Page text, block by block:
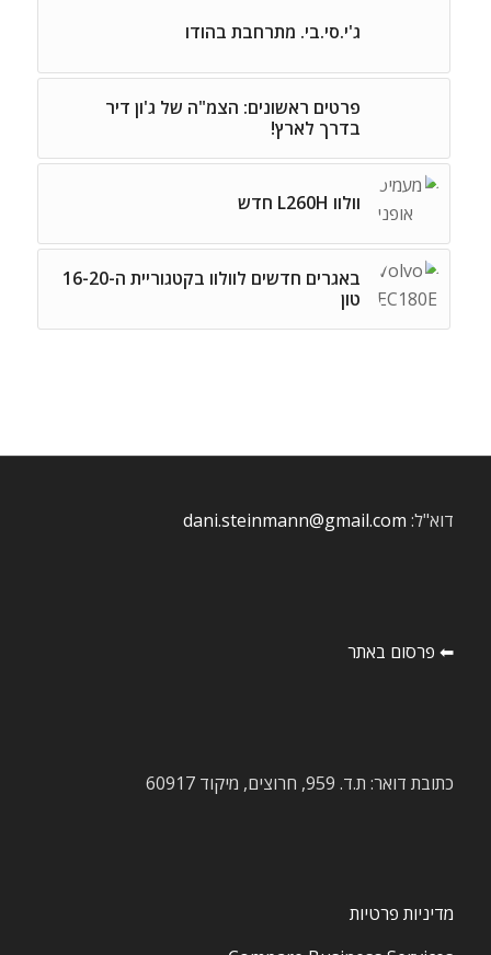
ג'י.סי.בי. מתרחבת בהודו
פרטים ראשונים: הצמ"ה של ג'ון דיר
בדרך לארץ!
וולוו L260H חדש
באגרים חדשים לוולוו בקטגוריית ה-16-20
טון
דוא"ל: dani.steinmann@gmail.com
⬅ פרסום באתר
כתובת דואר: ת.ד. 959, חרוצים, מיקוד 60917
מדיניות פרטיות